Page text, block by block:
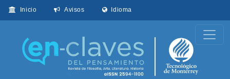
Inicio Avisos Idioma